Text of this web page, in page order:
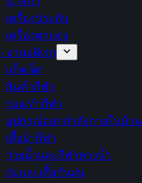
เครื่องประดับ
เครื่องตกแต่ง
งานอดิเรก
แก็ดเจ็ต
สินค้ากีฬา
รองเท้ากีฬา
อุปกรณ์ออกกำลังกายในบ้าน
เสื้อผ้ากีฬา
ว่ายน้ำและกีฬาทางน้ำ
ร่มและเสื้อกันฝน